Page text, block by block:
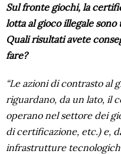
Sul fronte giochi, la
lotta al gioco illegale
Quali risultati avete
fare?
“Le azioni di contrasto al
riguardano, da un lato, il
operano nel settore dei
di certificazione, etc.) e,
infrastrutture